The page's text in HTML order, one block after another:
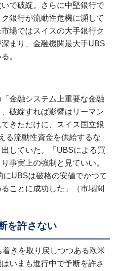
で破綻。さらに中堅銀行で
銀行が流動性危機に瀕して
場ではスイスの大手銀行ク
まり、金融機関最大手UBS
。
金融システム上重要な金融
破綻すれば影響はリーマン
きただけに、スイス国立銀
る流動性資金を供給するな
していた。「UBSによる買
事実上の強制と見ていい。
UBSは破格の安値でかつて
ことに成功した」（市場関
を許さない
きを取り戻しつつある欧米
いまも進行中で予断を許さ